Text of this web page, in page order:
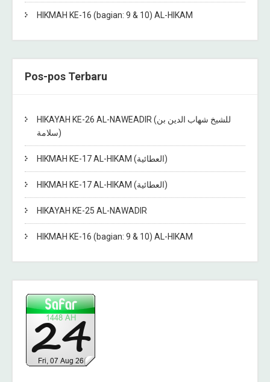
HIKMAH KE-16 (bagian: 9 & 10) AL-HIKAM
Pos-pos Terbaru
HIKAYAH KE-26 AL-NAWEADIR (للشيخ شهاب الدين بن
سلامة)
HIKMAH KE-17 AL-HIKAM (العطائية)
HIKMAH KE-17 AL-HIKAM (العطائية)
HIKAYAH KE-25 AL-NAWADIR
HIKMAH KE-16 (bagian: 9 & 10) AL-HIKAM